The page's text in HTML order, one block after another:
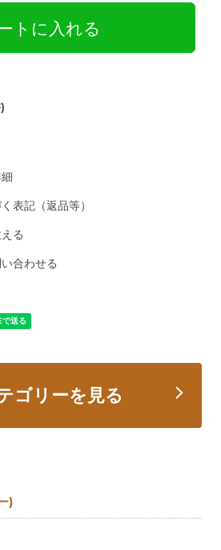
表記（返品等）
る
合わせる
ゴリーを見る
)